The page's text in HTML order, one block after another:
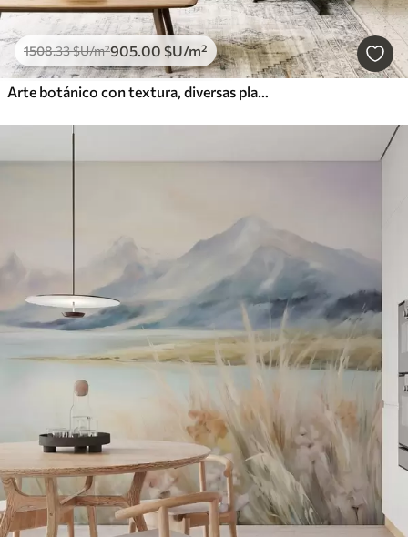
1508.33$U/m²905 .00 $U/m²